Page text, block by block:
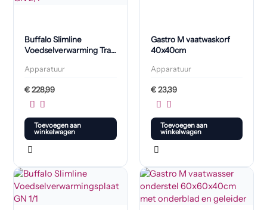
Buffalo Slimline
Voedselverwarming Tray
Apparatuur
€228,99
Toevoegen aan
winkelwagen
Gastro M vaatwaskorf
40x40cm
Apparatuur
€23,39
Toevoegen aan
winkelwagen